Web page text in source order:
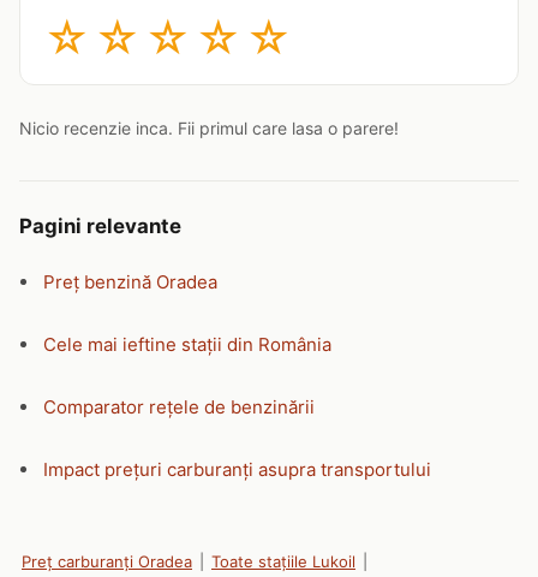
☆ ☆ ☆ ☆ ☆
Nicio recenzie inca. Fii primul care lasa o parere!
Pagini relevante
Preț benzină Oradea
Cele mai ieftine stații din România
Comparator rețele de benzinării
Impact prețuri carburanți asupra transportului
Preț carburanți Oradea Toate stațiile Lukoil